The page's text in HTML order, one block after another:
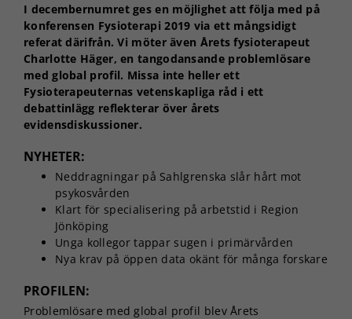
I decembernumret ges en möjlighet att följa med på
konferensen Fysioterapi 2019 via ett mångsidigt
referat därifrån. Vi möter även Årets fysioterapeut
Charlotte Häger, en tangodansande problemlösare
med global profil. Missa inte heller ett
Fysioterapeuternas vetenskapliga råd i ett
debattinlägg reflekterar över årets
evidensdiskussioner.
NYHETER:
Neddragningar på Sahlgrenska slår hårt mot
psykosvården
Klart för specialisering på arbetstid i Region
Jönköping
Unga kollegor tappar sugen i primärvården
Nya krav på öppen data okänt för många forskare
PROFILEN:
Problemlösare med global profil blev Årets